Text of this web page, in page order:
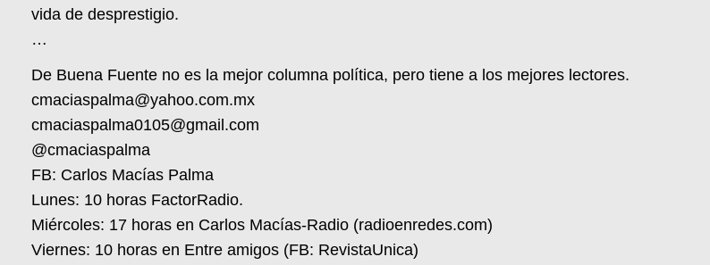
vida de desprestigio.
…
De Buena Fuente no es la mejor columna política, pero tiene a los mejores lectores.
cmaciaspalma@yahoo.com.mx
cmaciaspalma0105@gmail.com
@cmaciaspalma
FB: Carlos Macías Palma
Lunes: 10 horas FactorRadio.
Miércoles: 17 horas en Carlos Macías-Radio (radioenredes.com)
Viernes: 10 horas en Entre amigos (FB: RevistaUnica)